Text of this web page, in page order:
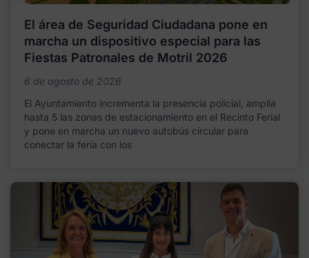
El área de Seguridad Ciudadana pone en
marcha un dispositivo especial para las
Fiestas Patronales de Motril 2026
6 de agosto de 2026
El Ayuntamiento incrementa la presencia policial, amplía
hasta 5 las zonas de estacionamiento en el Recinto Ferial
y pone en marcha un nuevo autobús circular para
conectar la feria con los